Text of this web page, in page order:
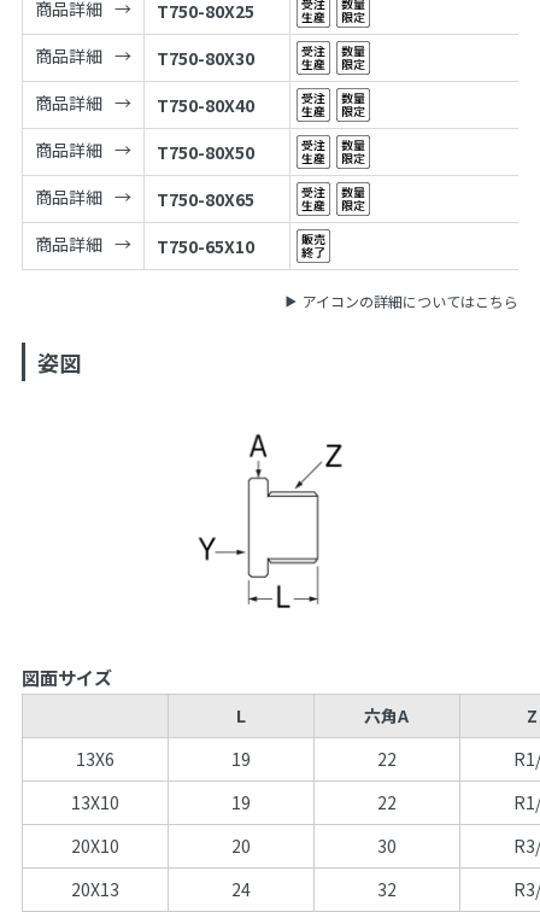
商品詳細
T750-80X25
商品詳細
T750-80X30
商品詳細
T750-80X40
商品詳細
T750-80X50
商品詳細
T750-80X65
商品詳細
T750-65X10
アイコンの詳細についてはこちら
姿図
図面サイズ
L 六角A
Z
13X6
19 22
13X10
19 22
20X10
20 30
20X13
24 32